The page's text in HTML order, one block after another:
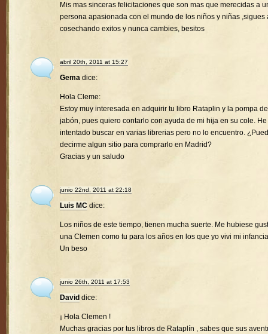
Mis mas sinceras felicitaciones que son mas que merecidas a
persona apasionada con el mundo de los niños y niñas ,sigues
cosechando exitos y nunca cambies, besitos
abril 20th, 2011 at 15:27
Gema dice:
Hola Cleme:
Estoy muy interesada en adquirir tu libro Rataplin y la pompa de
jabón, pues quiero contarlo con ayuda de mi hija en su cole. He
intentado buscar en varias librerias pero no lo encuentro.
decirme algun sitio para comprarlo en Madrid?
Gracias y un saludo
junio 22nd, 2011 at 22:18
Luis MC dice:
Los niños de este tiempo, tienen mucha suerte. Me hubiese
una Clemen como tu para los años en los que yo vivi mi
Un beso
junio 26th, 2011 at 17:53
David dice:
¡ Hola Clemen !
Muchas gracias por tus libros de Rataplín , sabes que sus